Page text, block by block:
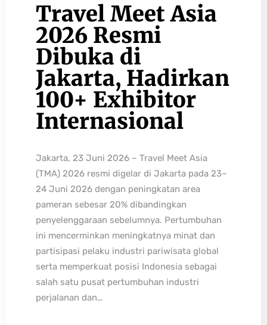
Travel Meet Asia
2026 Resmi
Dibuka di
Jakarta, Hadirkan
100+ Exhibitor
Internasional
Jakarta, 23 Juni 2026 – Travel Meet Asia
(TMA) 2026 resmi digelar di Jakarta pada 23–
24 Juni 2026 dengan peningkatan area
pameran sebesar 20% dibandingkan
penyelenggaraan sebelumnya. Pertumbuhan
ini mencerminkan meningkatnya minat dan
partisipasi pelaku industri pariwisata global
serta memperkuat posisi Indonesia sebagai
salah satu pusat pertumbuhan industri
perjalanan dan…